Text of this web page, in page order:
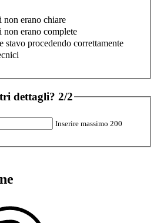
erano chiare
erano complete
stavo procedendo correttamente
dettagli? 2/2
Inserire massimo 200